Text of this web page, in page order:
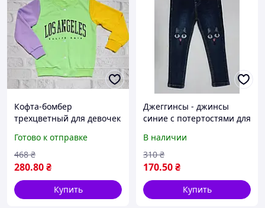
Кофта-бомбер
трехцветный для девочек
р 120
Готово к отправке
280.80₴
468 ₴
Купить
Джеггинсы - джинсы
синие с потертостями для
В наличии
170.50₴
310 ₴
Купить